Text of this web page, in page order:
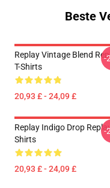
Beste
Replay Vintage Blend
T-Shirts
20,93 £ - 24,09 £
-
Replay Indigo Drop
Shirts
20,93 £ - 24,09 £
-